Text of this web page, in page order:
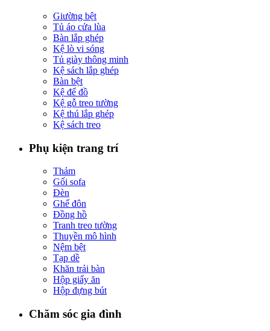
Giường bệt
Tủ áo cửa lùa
Bàn lắp ghép
Kệ lò vi sóng
Tủ giày thông minh
Kệ sách lắp ghép
Bàn bệt
Kệ để đồ
Kệ gỗ treo tường
Kệ thú lắp ghép
Kệ sách treo
Phụ kiện trang trí
Thảm
Gối sofa
Đèn
Ghế đôn
Đồng hồ
Tranh treo tường
Thuyền mô hình
Nệm bệt
Tạp dề
Khăn trải bàn
Hộp giấy ăn
Hộp đựng bút
Chăm sóc gia đình